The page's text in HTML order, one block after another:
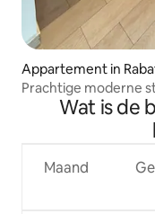
Appartement in
Prachtige moderne
Wat is de
Maand